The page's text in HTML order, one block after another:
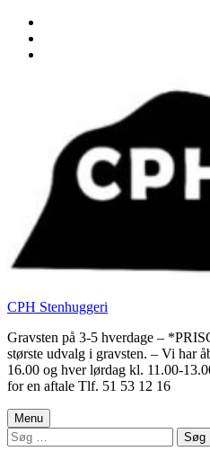
CPH Stenhuggeri
Gravsten på 3-5 hverdage –
største udvalg i gravsten. – Vi har
16.00 og hver lørdag kl. 11.00-
for en aftale Tlf. 51 53 12 16
Menu
Søg
efter: